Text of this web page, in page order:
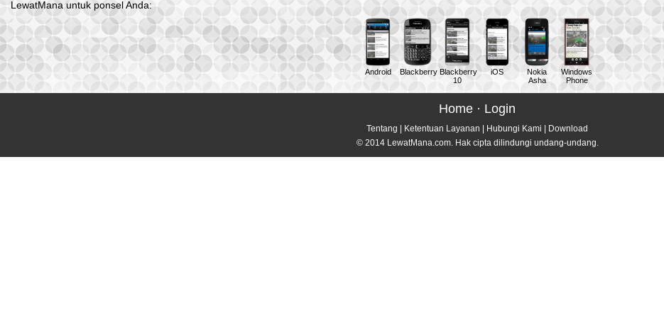
LewatMana untuk ponsel Anda:
Android Blackberry Blackberry
10
iOS
Nokia
Asha
Windows
Phone
Home · Login
Tentang Ketentuan Layanan Hubungi Kami
Download
© 2014 LewatMana.com. Hak cipta dilindungi undang-undang.